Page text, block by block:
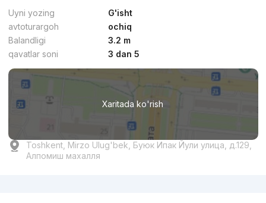
Uyni yozing
G'isht
avtoturargoh
ochiq
Balandligi
3.2 m
qavatlar soni
3 dan 5
Xaritada ko'rish
Toshkent, Mirzo Ulug'bek, Буюк Ипак Йули улица, д.129,
Алпомиш махалля